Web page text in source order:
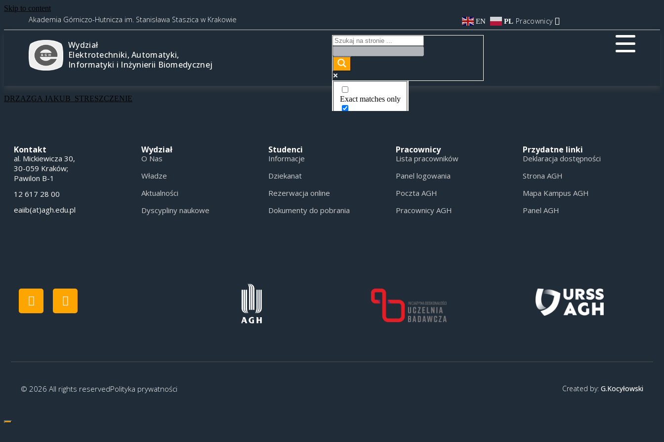
Skip to content
Akademia Górniczo-Hutnicza im. Stanisława Staszica w Krakowie EN PL Pracownicy
Wydział
Elektrotechniki, Automatyki,
Informatyki i Inżynierii Biomedycznej
Exact matches only
DRZAZGA JAKUB_STRESZCZENIE
Kontakt
al. Mickiewicza 30,
30-059 Kraków;
Pawilon B-1
12 617 28 00
eaiib(at)agh.edu.pl
Wydział
O Nas
Władze
Aktualności
Dyscypliny naukowe
Studenci
Informacje
Dziekanat
Rezerwacja online
Dokumenty do pobrania
Pracownicy
Lista pracowników
Panel logowania
Poczta AGH
Pracownicy AGH
Przydatne linki
Deklaracja dostępności
Strona AGH
Mapa Kampus AGH
Panel AGH
© 2026 All rights reservedPolityka prywatności Created by: G.Kocyłowski